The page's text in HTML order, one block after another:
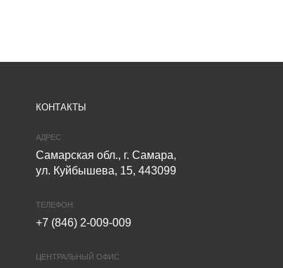
КОНТАКТЫ
АДРЕС
Самарская обл., г. Самара,
ул. Куйбышева, 15, 443099
ТЕЛЕФОН
+7 (846) 2-009-009
ЦЕНТРАЛЬНЫЙ ОФИС